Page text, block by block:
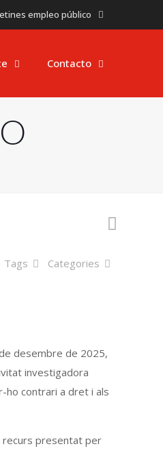
empleo público
Contacto
Categories
Tags
desembre de 2025,
investigadora
ho contrari a dret i als
recurs presentat per